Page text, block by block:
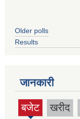
Older polls
Results
जानकारी
बजेट
(active
खरीद